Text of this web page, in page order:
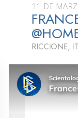
Qué dicen los
Scientology
Conoce a un
Los Principios Básicos
Una Introducción a
11 DE
RICCIONE,